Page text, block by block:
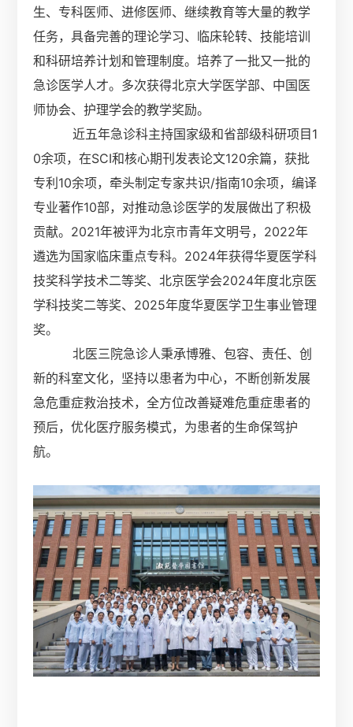
生、专科医师、进修医师、继续教育等大量的教学
任务，具备完善的理论学习、临床轮转、技能培训
和科研培养计划和管理制度。培养了一批又一批的
急诊医学人才。 多次获得北京大学医学部、中国医
师协会、护理学会的教学奖励。
近五年急诊科主持国家级和省部级科研项目1
0余项，在SCI和核心期刊发表论文120余篇，获批
专利10余项，牵头制定专家共识/指南10余项，编译
专业著作10部，对推动急诊医学的发展做出了积极
贡献。2021年被评为北京市青年文明号，2022年
遴选为国家临床重点专科。2024年获得华夏医学科
技奖科学技术二等奖、北京医学会2024年度北京医
学科技奖二等奖、2025年度华夏医学卫生事业管理
奖。
北医三院急诊人秉承博雅、包容、责任、创
新的科室文化，坚持以患者为中心，不断创新发展
急危重症救治技术，全方位改善疑难危重症患者的
预后，优化医疗服务模式，为患者的生命保驾护
航。